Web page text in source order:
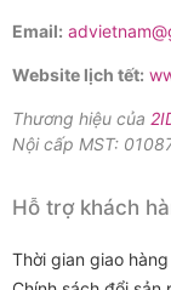
Email:
Website lịch tết:
Thương hiệu của
Nội cấp MST:
Hỗ trợ khách
Thời gian giao